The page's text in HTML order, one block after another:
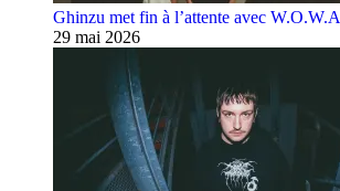
Ghinzu met fin à l’attente avec W.O.W.A
29 mai 2026